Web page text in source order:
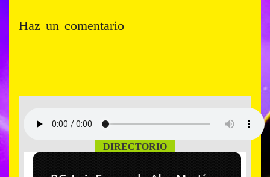
Haz un comentario
DIRECTORIO